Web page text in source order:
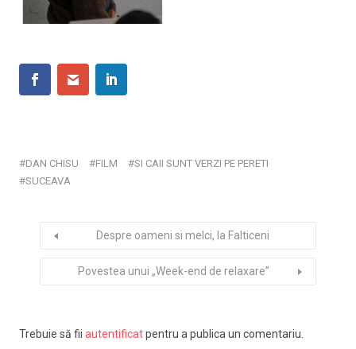
DAN CHISU FILM
SI CAII SUNT VERZI PE PERETI
SUCEAVA
Despre oameni si melci, la Falticeni
Povestea unui „Week-end de relaxare”
Trebuie să fii autentificatpentru a publica un comentariu.